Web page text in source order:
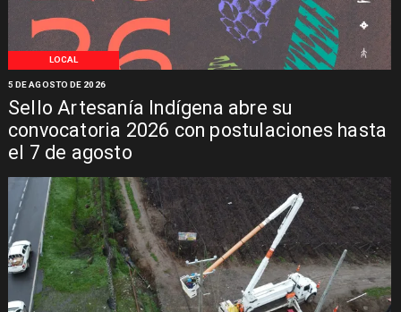
LOCAL
Sello Artesanía Indígena abre su
convocatoria 2026 con postulaciones hasta
el 7 de agosto
5 DE AGOSTO DE 2026